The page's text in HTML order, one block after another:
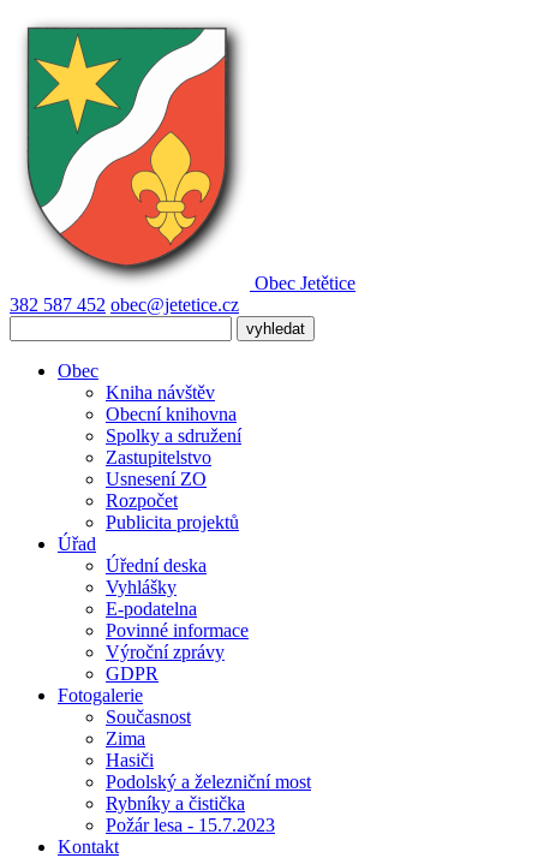
Obec Jetětice
382 587 452 obec@jetetice.cz
Obec
Kniha návštěv
Obecní knihovna
Spolky a sdružení
Zastupitelstvo
Usnesení ZO
Rozpočet
Publicita projektů
Úřad
Úřední deska
Vyhlášky
E-podatelna
Povinné informace
Výroční zprávy
GDPR
Fotogalerie
Současnost
Zima
Hasiči
Podolský a železniční most
Rybníky a čistička
Požár lesa - 15.7.2023
Kontakt